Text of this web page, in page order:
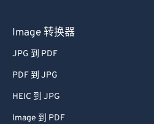
Image 转换器
JPG 到 PDF
PDF 到 JPG
HEIC 到 JPG
Image 到 PDF